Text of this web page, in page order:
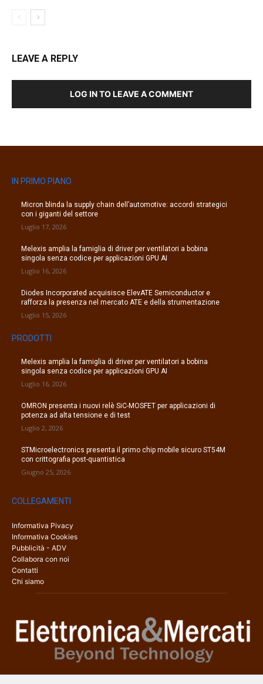
LEAVE A REPLY
LOG IN TO LEAVE A COMMENT
IN PRIMO PIANO
Micron blinda la supply chain dell’automotive: accordi strategici
con i giganti del settore
Luglio 17, 2026
Melexis amplia la famiglia di driver per ventilatori a bobina
singola senza codice per applicazioni GPU AI
Luglio 16, 2026
Diodes Incorporated acquisisce ElevATE Semiconductor e
rafforza la presenza nel mercato ATE e della strumentazione
Luglio 15, 2026
PRODOTTI
Melexis amplia la famiglia di driver per ventilatori a bobina
singola senza codice per applicazioni GPU AI
Luglio 16, 2026
OMRON presenta i nuovi relè SiC-MOSFET per applicazioni di
potenza ad alta tensione e di test
Luglio 2, 2026
STMicroelectronics presenta il primo chip mobile sicuro ST54M
con crittografia post-quantistica
Giugno 25, 2026
COLLEGAMENTI
Informativa Pivacy
Informativa Cookies
Pubblicità - ADV
Collabora con noi
Contatti
Chi siamo